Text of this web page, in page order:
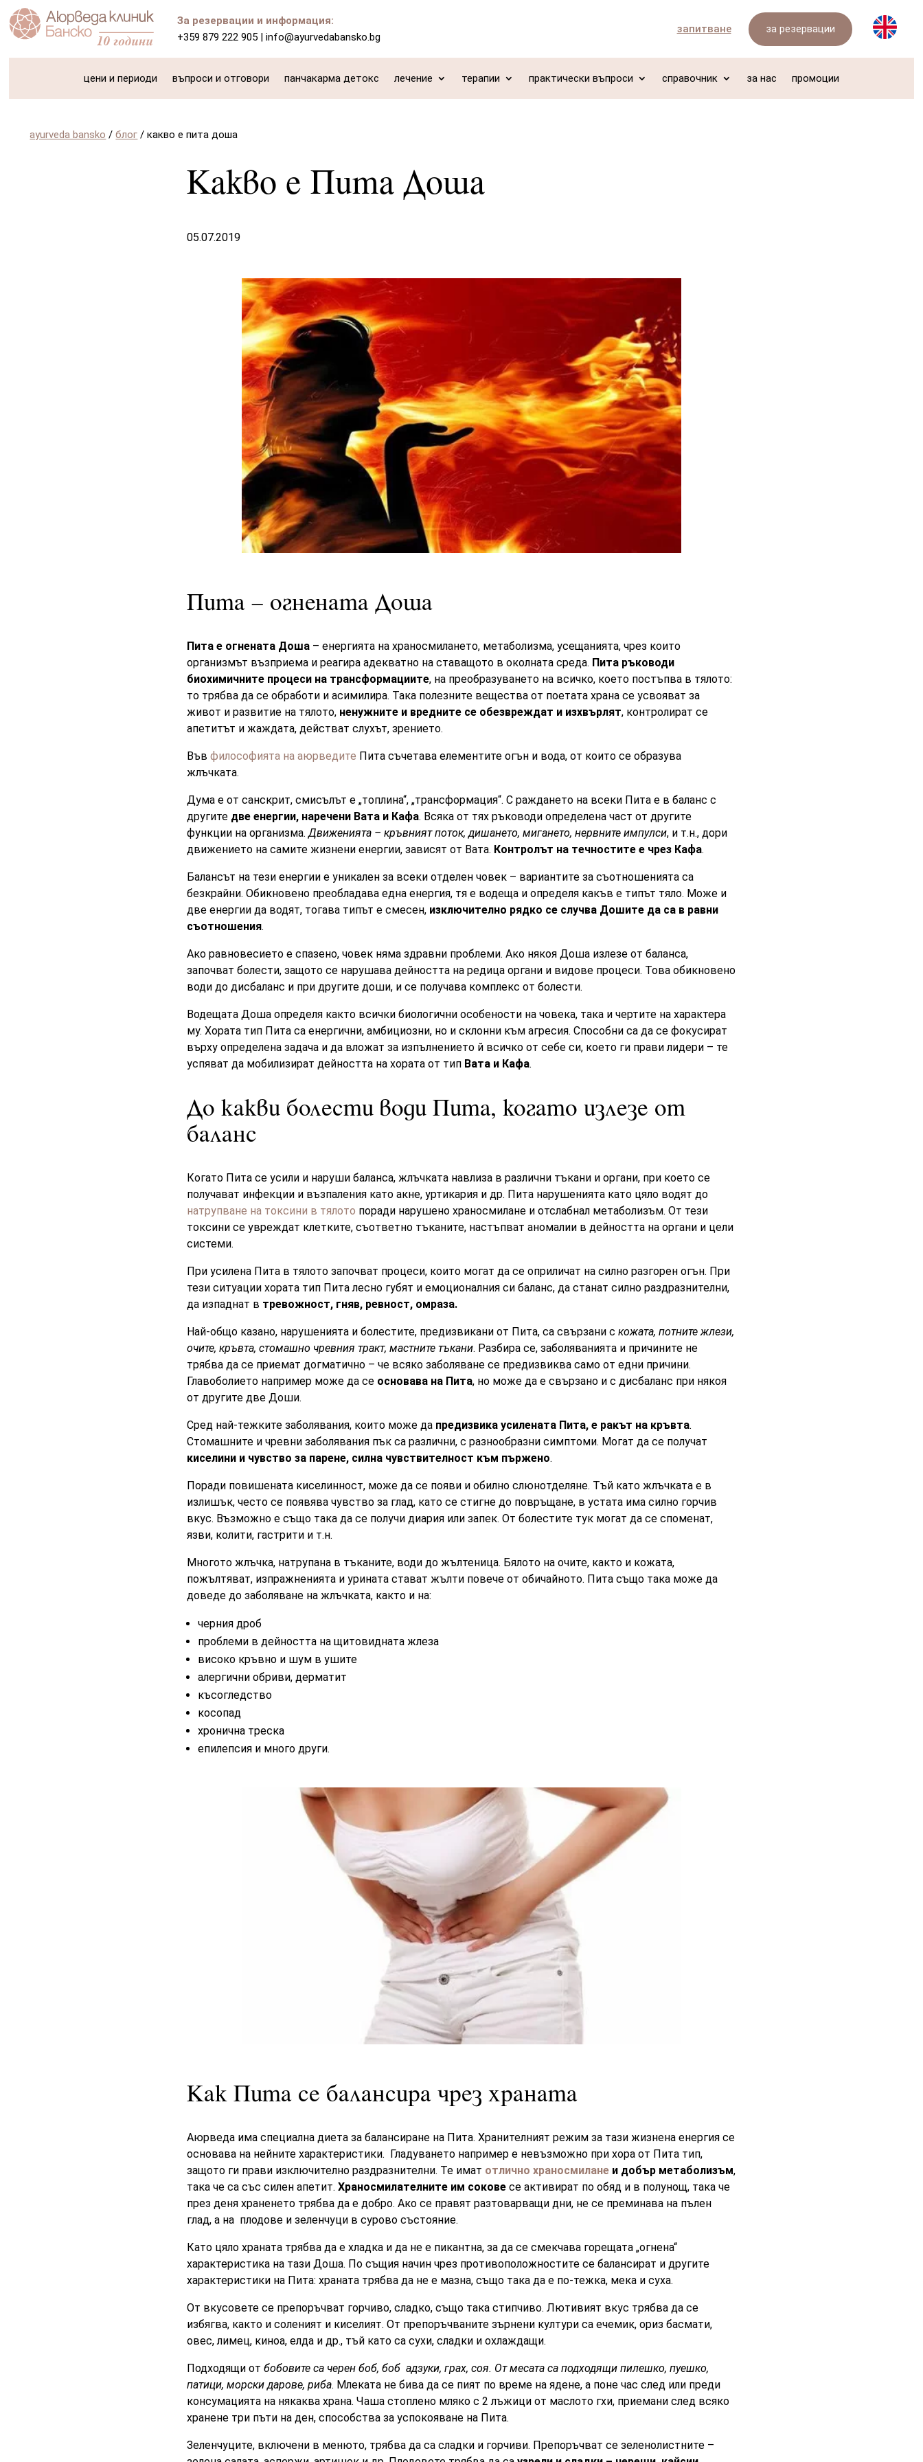
За резервации и информация:
+359 879 222 905 |info@ayurvedabansko.bg
запитване за резервации
цени и периоди въпроси и отговори панчакарма детокс лечение терапии практически въпроси справочник за нас промоции
ayurveda bansko /блог /какво е пита доша
Какво е Пита Доша
05.07.2019
Пита – огнената Доша
Пита е огнената Доша– енергията на храносмилането, метаболизма, усещанията, чрез които
организмът възприема и реагира адекватно на ставащото в околната среда. Пита ръководи
биохимичните процеси на трансформациите, на преобразуването на всичко, което постъпва в тялото:
то трябва да се обработи и асимилира. Така полезните вещества от поетата храна се усвояват за
живот и развитие на тялото, ненужните и вредните се обезвреждат и изхвърлят, контролират се
апетитът и жаждата, действат слухът, зрението.
Във философията на аюрведите Пита съчетава елементите огън и вода, от които се образува
жлъчката.
Дума е от санскрит, смисълът е „топлина“, „трансформация“. С раждането на всеки Пита е в баланс с
другите две енергии, наречени Вата и Кафа. Всяка от тях ръководи определена част от другите
функции на организма.Движенията – кръвният поток, дишането, мигането, нервните импулси, и т.н., дори
движението на самите жизнени енергии, зависят от Вата. Контролът на течностите е чрез Кафа.
Балансът на тези енергии е уникален за всеки отделен човек – вариантите за съотношенията са
безкрайни. Обикновено преобладава една енергия, тя е водеща и определя какъв е типът тяло. Може и
две енергии да водят, тогава типът е смесен, изключително рядко се случва Дошите да са в равни
съотношения.
Ако равновесието е спазено, човек няма здравни проблeми. Ако някоя Доша излезе от баланса,
започват болести, защото се нарушава дейността на редица органи и видове процеси. Това обикновено
води до дисбаланс и при другите доши, и се получава комплекс от болести.
Водещата Доша определя както всички биологични особености на човека, така и чертите на характера
му. Хората тип Пита са енергични, амбициозни, но и склонни към агресия. Способни са да се фокусират
върху определена задача и да вложат за изпълнението й всичко от себе си, което ги прави лидери – те
успяват да мобилизират дейността на хората от тип Вата и Кафа.
До какви болести води Пита, когато излезе от
баланс
Когато Пита се усили и наруши баланса, жлъчката навлиза в различни тъкани и органи, при което се
получават инфекции и възпаления като акне, уртикария и др. Пита нарушенията като цяло водят до
натрупване на токсини в тялото поради нарушено храносмилане и отслабнал метаболизъм. От тези
токсини се увреждат клетките, съответно тъканите, настъпват аномалии в дейността на органи и цели
системи.
При усилена Пита в тялото започват процеси, които могат да се оприличат на силно разгорен огън. При
тези ситуации хората тип Пита лесно губят и емоционалния си баланс, да станат силно раздразнителни,
да изпаднат в тревожност, гняв, ревност, омраза.
Най-общо казано, нарушенията и болестите, предизвикани от Пита, са свързани с кожата, потните жлези,
очите, кръвта, стомашно чревния тракт, мастните тъкани. Разбира се, заболяванията и причините не
трябва да се приемат догматично – че всяко заболяване се предизвиква само от едни причини.
Главоболието например може да се основава на Пита, но може да е свързано и с дисбаланс при някоя
от другите две Доши.
Сред най-тежките заболявания, които може дапредизвика усилената Пита, е ракът на кръвта.
Стомашните и чревни заболявания пък са различни, с разнообразни симптоми. Могат да се получат
киселини и чувство за парене, силна чувствителност към пържено.
Поради повишената киселинност, може да се появи и обилно слюнотделяне. Тъй като жлъчката е в
излишък, често се появява чувство за глад, като се стигне до повръщане, в устата има силно горчив
вкус. Възможно е също така да се получи диария или запек. От болестите тук могат да се споменат,
язви, колити, гастрити и т.н.
Многото жлъчка, натрупана в тъканите, води до жълтеница. Бялото на очите, както и кожата,
пожълтяват, изпражненията и урината стават жълти повече от обичайното. Пита също така може да
доведе до заболяване на жлъчката, както и на:
черния дроб
проблеми в дейността на щитовидната жлеза
високо кръвно и шум в ушите
алергични обриви, дерматит
късогледство
косопад
хронична треска
епилепсия и много други.
Как Пита се балансира чрез храната
Аюрведа има специална диета за балансиране на Пита. Хранителният режим за тази жизнена енергия се
основава на нейните характеристики. Гладуването например е невъзможно при хора от Пита тип,
защото ги прави изключително раздразнителни. Те имат отлично храносмиланеи добър метаболизъм,
така че са със силен апетит. Храносмилателните им соковесе активират по обяд и в полунощ, така че
през деня храненето трябва да е добро. Ако се правят разтоварващи дни, не се преминава на пълен
глад, а на плодове и зеленчуци в сурово състояние.
Като цяло храната трябва да е хладка и да не е пикантна, за да се смекчава горещата „огнена“
характеристика на тази Доша. По същия начин чрез противоположностите се балансират и другите
характеристики на Пита: храната трябва да не е мазна, също така да е по-тежка, мека и суха.
От вкусовете се препоръчват горчиво, сладко, също така стипчиво. Лютивият вкус трябва да се
избягва, както и соленият и киселият. От препоръчваните зърнени култури са ечемик, ориз басмати,
овес, лимец, киноа, елда и др., тъй като са сухи, сладки и охлаждащи.
Подходящи от бобовите са черен боб, боб адзуки, грах, соя. От месата са подходящи пилешко, пуешко,
патици, морски дарове, риба. Млеката не бива да се пият по време на ядене, а поне час след или преди
консумацията на някаква храна. Чаша стоплено мляко с 2 лъжици от маслото гхи, приемани след всяко
хранене три пъти на ден, способства за успокояване на Пита.
Зеленчуците, включени в менюто, трябва да са сладки и горчиви. Препоръчват се зеленолистните –